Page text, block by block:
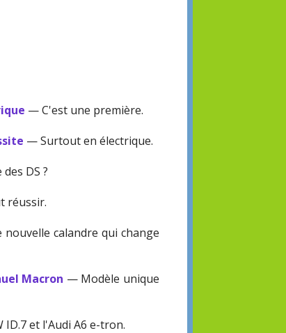
— C'est une première.
— Surtout en électrique.
DS ?
réussir.
calandre qui change
Macron — Modèle unique
ID.7 et l'Audi A6 e-tron.